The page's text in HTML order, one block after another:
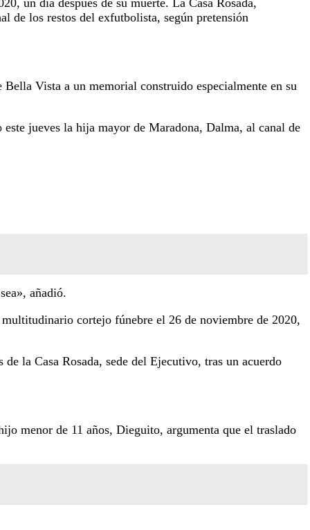
de los restos del exfutbolista, según pretensión
Vista a un memorial construido especialmente en su
jueves la hija mayor de Maradona, Dalma, al canal de
añadió.
cortejo fúnebre el 26 de noviembre de 2020,
la Casa Rosada, sede del Ejecutivo, tras un acuerdo
menor de 11 años, Dieguito, argumenta que el traslado